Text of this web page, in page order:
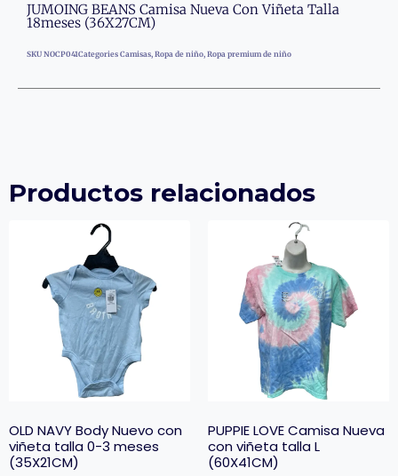
JUMOING BEANS Camisa Nueva Con Viñeta Talla
18meses (36X27CM)
SKU NOCP041Categories Camisas, Ropa de niño, Ropa premium de niño
Productos relacionados
OLD NAVY Body Nuevo con
viñeta talla 0-3 meses
(35X21CM)
PUPPIE LOVE Camisa Nueva
con viñeta talla L
(60X41CM)